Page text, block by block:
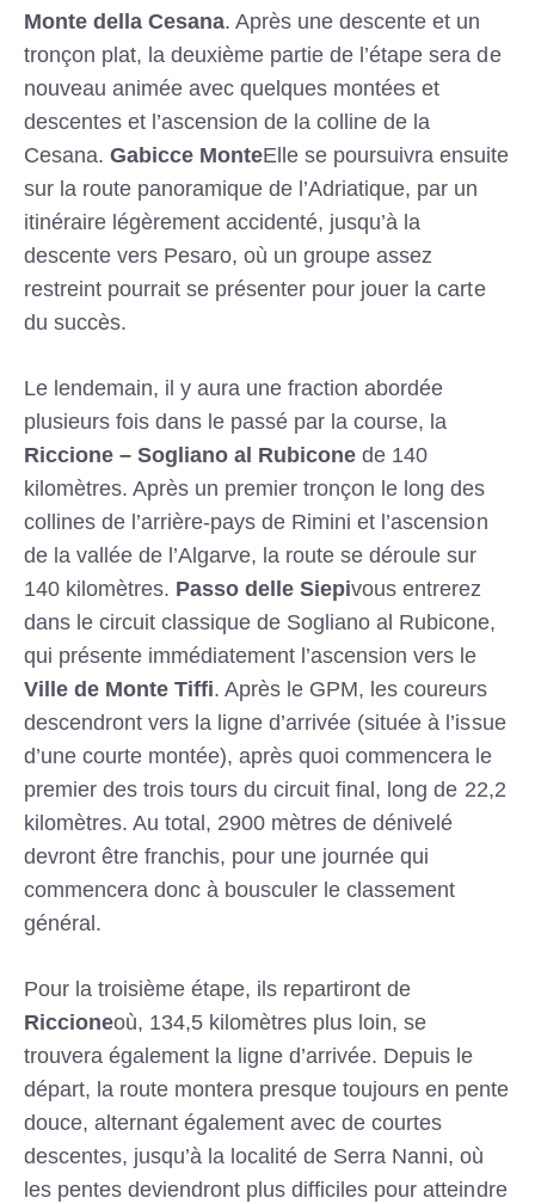
Monte della Cesana. Après une descente et un
tronçon plat, la deuxième partie de l’étape sera de
nouveau animée avec quelques montées et
descentes et l’ascension de la colline de la
Cesana.Gabicce MonteElle se poursuivra ensuite
sur la route panoramique de l’Adriatique, par un
itinéraire légèrement accidenté, jusqu’à la
descente vers Pesaro, où un groupe assez
restreint pourrait se présenter pour jouer la carte
du succès.
Le lendemain, il y aura une fraction abordée
plusieurs fois dans le passé par la course, la
Riccione – Sogliano al Rubicone de 140
kilomètres. Après un premier tronçon le long des
collines de l’arrière-pays de Rimini et l’ascension
de la vallée de l’Algarve, la route se déroule sur
140 kilomètres. Passo delle Siepivous entrerez
dans le circuit classique de Sogliano al Rubicone,
qui présente immédiatement l’ascension vers le
Ville de Monte Tiffi. Après le GPM, les coureurs
descendront vers la ligne d’arrivée (située à l’issue
d’une courte montée), après quoi commencera le
premier des trois tours du circuit final, long de 22,2
kilomètres. Au total, 2900 mètres de dénivelé
devront être franchis, pour une journée qui
commencera donc à bousculer le classement
général.
Pour la troisième étape, ils repartiront de
Riccioneoù, 134,5 kilomètres plus loin, se
trouvera également la ligne d’arrivée. Depuis le
départ, la route montera presque toujours en pente
douce, alternant également avec de courtes
descentes, jusqu’à la localité de Serra Nanni, où
les pentes deviendront plus difficiles pour atteindre